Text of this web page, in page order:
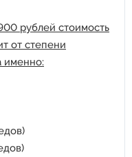
рублей стоимость
от степени
именно: